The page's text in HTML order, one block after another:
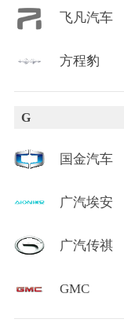
飞凡汽车
方程豹
G
国金汽车
广汽埃安
广汽传祺
GMC